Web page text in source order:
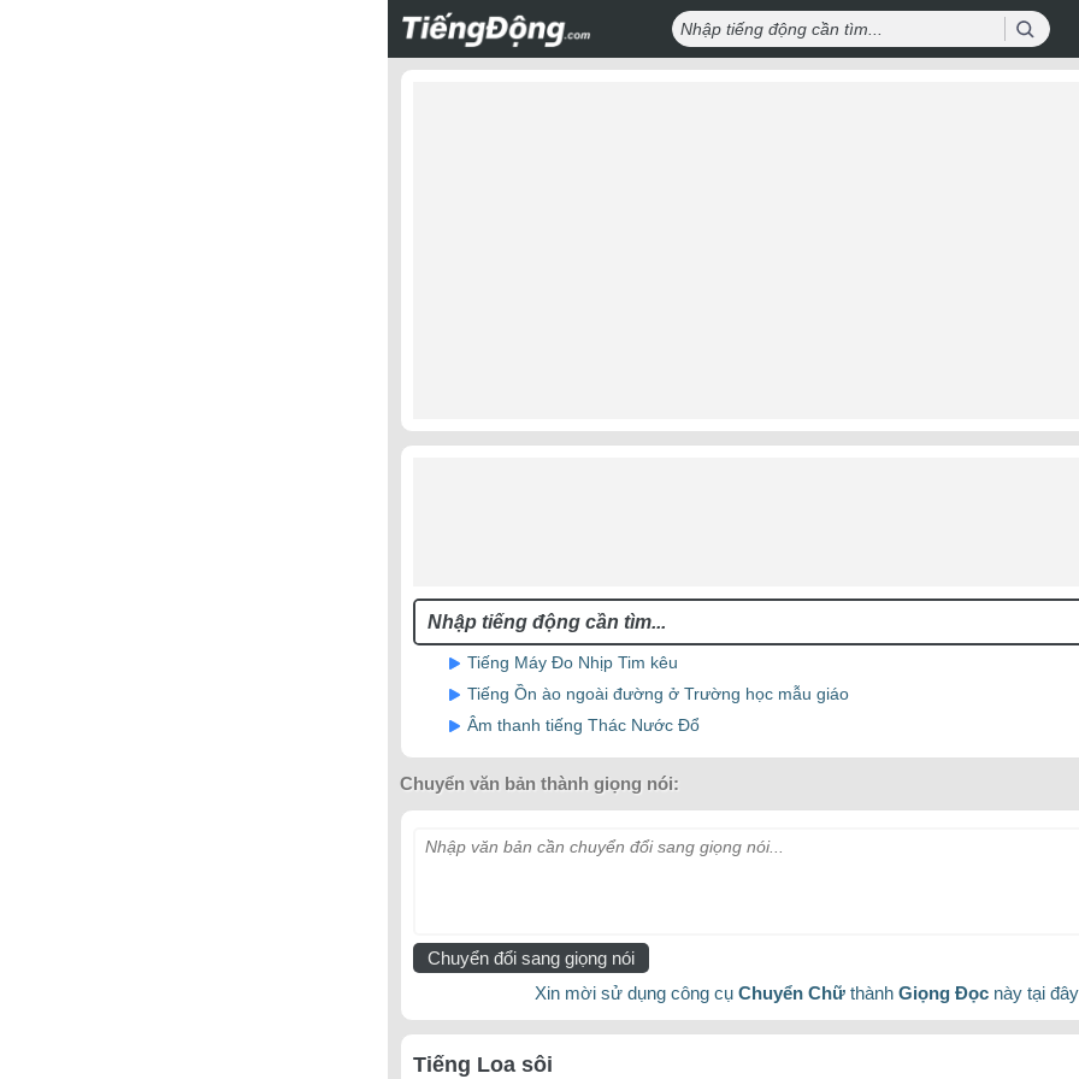
Tiếng Máy Đo Nhịp Tim kêu
Tiếng Ồn ào ngoài đường ở Trường học mẫu giáo
Âm thanh tiếng Thác Nước Đổ
Chuyển văn bản thành giọng nói:
Nhập văn bản cần chuyển đổi sang giọng nói...
Chuyển đổi sang giọng nói
Xin mời sử dụng công cụ Chuyển Chữ thành Giọng Đọc này tại
Tiếng Loa sôi